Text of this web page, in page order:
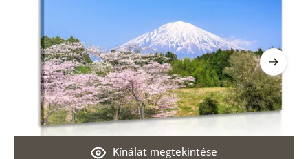
Kínálat megtekintése